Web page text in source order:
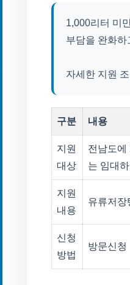
1,000리터 미
부담을 완화하
자세한 지원
구분 내용
지원
대상
전남도에
는 임대
지원
내용
유류저장
신청
방법
방문신청